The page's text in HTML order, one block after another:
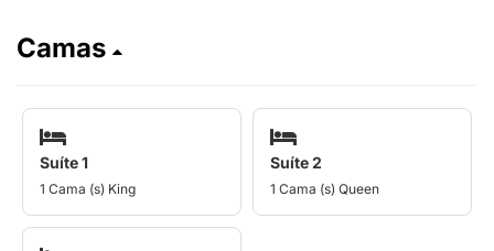
Camas
Suíte 1
1 Cama (s) King
Suíte 2
1 Cama (s) Queen